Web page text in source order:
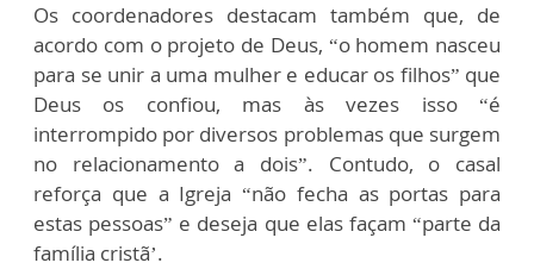
Os coordenadores destacam também que, de
acordo com o projeto de Deus, “o homem nasceu
para se unir a uma mulher e educar os filhos” que
Deus os confiou, mas às vezes isso “é
interrompido por diversos problemas que surgem
no relacionamento a dois”. Contudo, o casal
reforça que a Igreja “não fecha as portas para
estas pessoas” e deseja que elas façam “parte da
família cristã’.